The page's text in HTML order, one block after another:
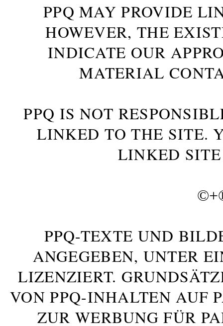
PPQ MAY PROVIDE
HOWEVER, THE
INDICATE OUR
MATERIAL
PPQ IS NOT
LINKED TO THE SITE.
LINKED
©+
PPQ-TEXTE UND
ANGEGEBEN, UNTER
LIZENZIERT.
VON PPQ-INHALTEN AUF
ZUR WERBUNG FÜR